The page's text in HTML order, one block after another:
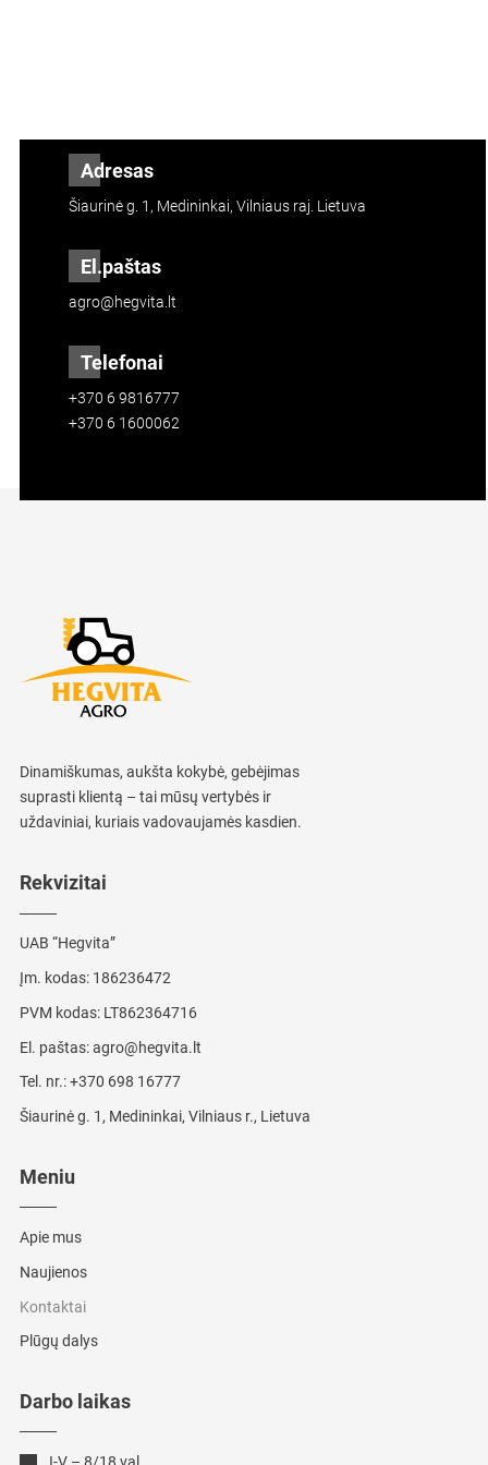
Adresas
Šiaurinė g. 1, Medininkai, Vilniaus raj. Lietuva
El.paštas
agro@hegvita.lt
Telefonai
+370 6 9816777
+370 6 1600062
Dinamiškumas, aukšta kokybė, gebėjimas
suprasti klientą – tai mūsų vertybės ir
uždaviniai, kuriais vadovaujamės kasdien.
Rekvizitai
UAB “Hegvita”
Įm. kodas: 186236472
PVM kodas: LT862364716
El. paštas:agro@hegvita.lt
Tel. nr.:+370 698 16777
Šiaurinė g. 1, Medininkai, Vilniaus r., Lietuva
Meniu
Apie mus
Naujienos
Kontaktai
Plūgų dalys
Darbo laikas